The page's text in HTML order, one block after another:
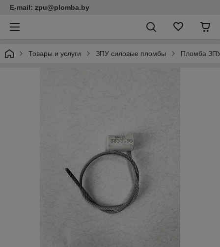
E-mail: zpu@plomba.by
Товары и услуги ЗПУ силовые пломбы Пломба